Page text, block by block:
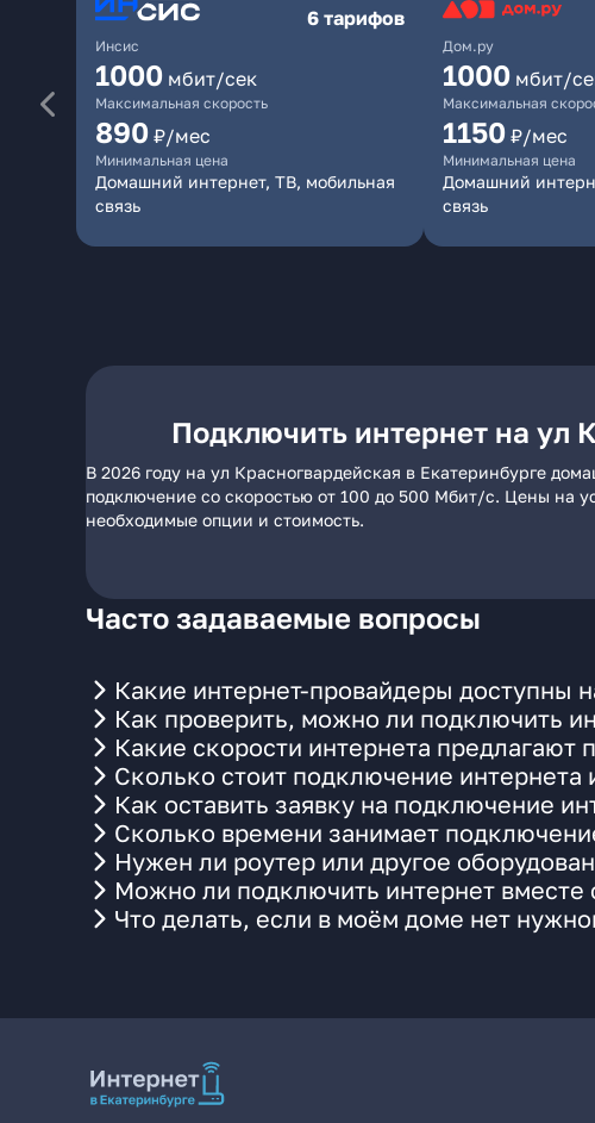
Инсис
6 тарифов
1000 мбит/сек
Максимальная скорость
890 ₽/мес
Минимальная цена
Домашний интернет, ТВ, мобильная
связь
Дом.ру
1000 мбит/
Максимальная
1150 ₽/мес
Минимальная цена
Домашний
связь
Подключить интернет на ул
В 2026 году на ул Красногвардейская в Екатеринбурге
подключение со скоростью от 100 до 500 Мбит/с. Цены на
необходимые опции и стоимость.
Часто задаваемые вопросы
Какие интернет-провайдеры доступны
Как проверить, можно ли подключить
Какие скорости интернета предлагают
Сколько стоит подключение интернета
Как оставить заявку на подключение
Сколько времени занимает
Нужен ли роутер или другое
Можно ли подключить интернет вместе
Что делать, если в моём доме нет